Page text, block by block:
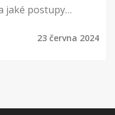
jaké postupy
23 června 2024